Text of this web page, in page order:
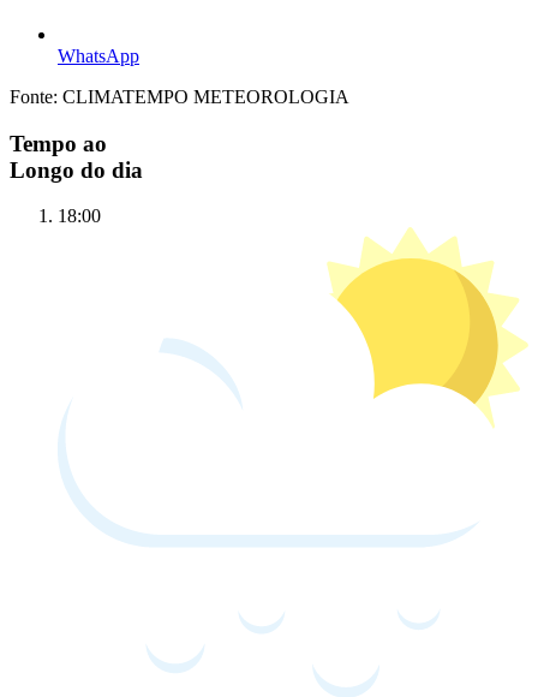
WhatsApp
Fonte: CLIMATEMPO METEOROLOGIA
Tempo ao
Longo do dia
18:00